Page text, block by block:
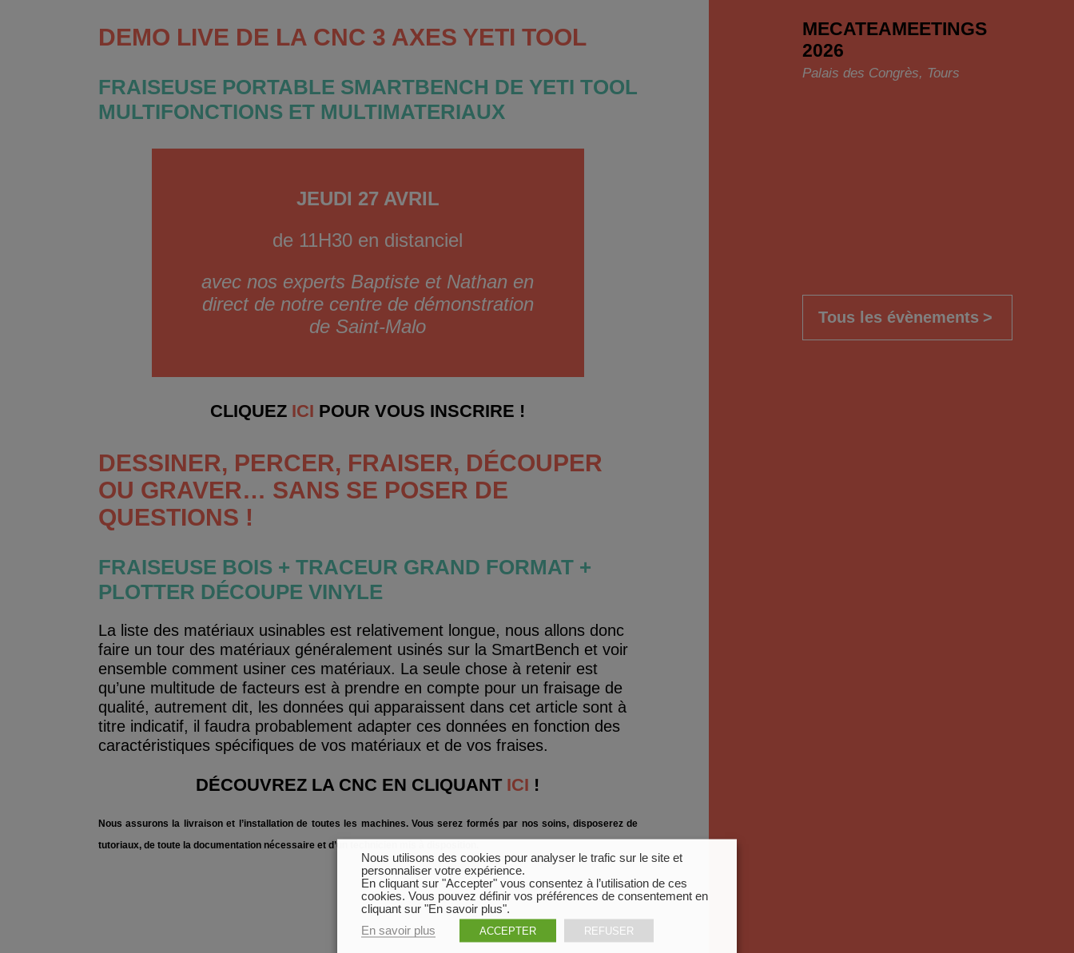
DEMO LIVE DE LA CNC 3 AXES YETI TOOL
FRAISEUSE PORTABLE SMARTBENCH DE YETI TOOL
MULTIFONCTIONS ET MULTIMATERIAUX
JEUDI 27 AVRIL
de 11H30 en distanciel
avec nos experts Baptiste et Nathan en
direct de notre centre de démonstration
de Saint-Malo
CLIQUEZ ICI POUR VOUS INSCRIRE !
DESSINER, PERCER, FRAISER, DÉCOUPER
OU GRAVER… SANS SE POSER DE
QUESTIONS !
FRAISEUSE BOIS + TRACEUR GRAND FORMAT +
PLOTTER DÉCOUPE VINYLE
La liste des matériaux usinables est relativement longue, nous allons donc
faire un tour des matériaux généralement usinés sur la SmartBench et voir
ensemble comment usiner ces matériaux. La seule chose à retenir est
qu’une multitude de facteurs est à prendre en compte pour un fraisage de
qualité, autrement dit, les données qui apparaissent dans cet article sont à
titre indicatif, il faudra probablement adapter ces données en fonction des
caractéristiques spécifiques de vos matériaux et de vos fraises.
DÉCOUVREZ LA CNC EN CLIQUANT ICI !
Nous assurons la livraison et l’installation de toutes les machines. Vous serez formés par nos soins, disposerez de
tutoriaux, de toute la documentation nécessaire et d’un technicien mis à disposition.
MECATEAMEETINGS
2026
Palais des Congrès, Tours
Tous les évènements
Nous utilisons des cookies pour analyser le trafic sur le site et
personnaliser votre expérience.
En cliquant sur "Accepter" vous consentez à l’utilisation de ces
cookies. Vous pouvez définir vos préférences de consentement en
cliquant sur "En savoir plus".
En savoir plus
ACCEPTER REFUSER